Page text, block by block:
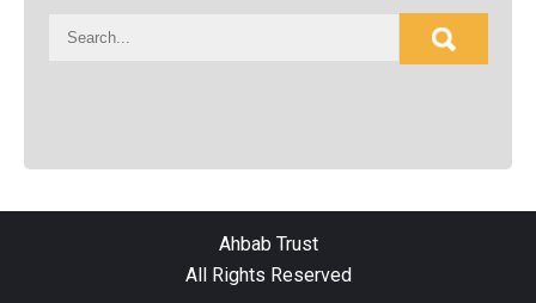
Ahbab Trust
All Rights Reserved